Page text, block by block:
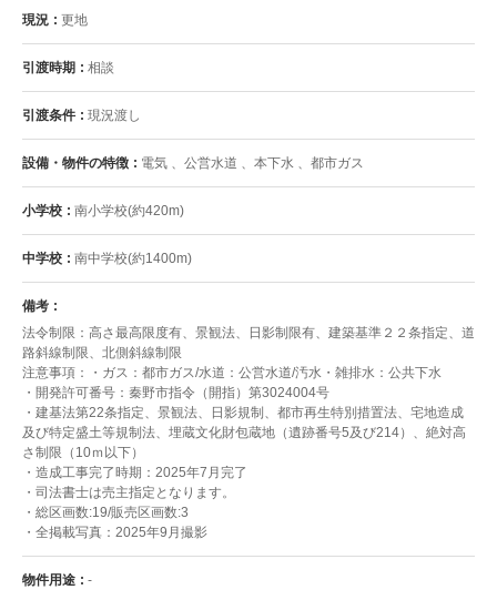
現況 更地
引渡時期 相談
引渡条件 現況渡し
設備・物件の特徴 電気 、公営水道 、本下水 、都市ガス
小学校 南小学校(約420m)
中学校 南中学校(約1400m)
備考
法令制限：高さ最高限度有、景観法、日影制限有、建築基準２２条指定、道
路斜線制限、北側斜線制限
注意事項：・ガス：都市ガス/水道：公営水道/汚水・雑排水：公共下水
・開発許可番号：秦野市指令（開指）第3024004号
・建基法第22条指定、景観法、日影規制、都市再生特別措置法、宅地造成
及び特定盛土等規制法、埋蔵文化財包蔵地（遺跡番号5及び214）、絶対高
さ制限（10ｍ以下）
・造成工事完了時期：2025年7月完了
・司法書士は売主指定となります。
・総区画数:19/販売区画数:3
・全掲載写真：2025年9月撮影
物件用途 -